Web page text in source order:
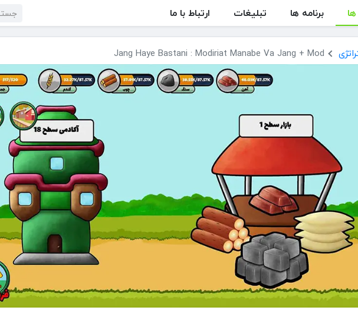
برنامه ها تبلیغات ارتباط با ما
Jang Haye Bastani : Modiriat Manabe Va Jang + Mod